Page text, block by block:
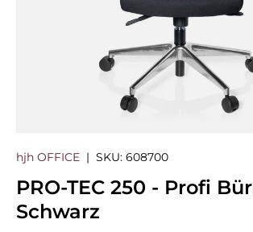
hjh OFFICE | SKU: 608700
PRO-TEC 250 - Profi
Schwarz